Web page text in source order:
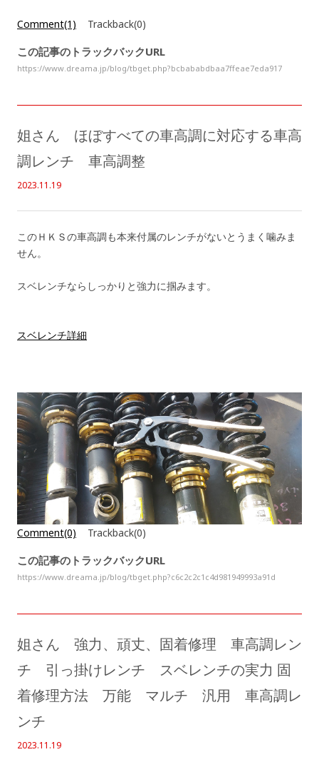
Comment(1) Trackback(0)
この記事のトラックバックURL
https://www.dreama.jp/blog/tbget.php?bcbababdbaa7ffeae7eda917
姐さん ほぼすべての車高調に対応する車高
調レンチ 車高調整
2023.11.19
このＨＫＳの車高調も本来付属のレンチがないとうまく噛みま
せん。
スベレンチならしっかりと強力に掴みます。
スベレンチ詳細
Comment(0) Trackback(0)
この記事のトラックバックURL
https://www.dreama.jp/blog/tbget.php?c6c2c2c1c4d981949993a91d
姐さん 強力、頑丈、固着修理 車高調レン
チ 引っ掛けレンチ スベレンチの実力 固
着修理方法 万能 マルチ 汎用 車高調レ
ンチ
2023.11.19